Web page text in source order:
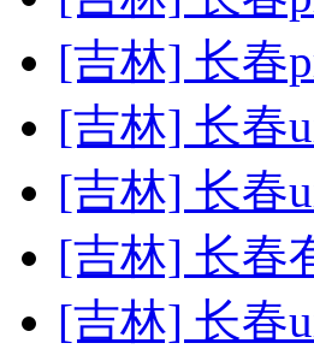
[吉林] 长春
[吉林] 长春
[吉林] 长春
[吉林] 长春
[吉林] 长春